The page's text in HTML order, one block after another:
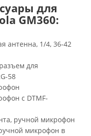
для
GM360:
антенна, 1/4, 36-42
для
58
с DTMF-
ручной микрофон
микрофон в